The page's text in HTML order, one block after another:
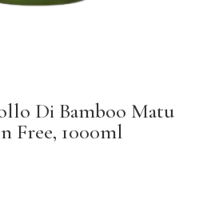
Di Bamboo Matu
Free, 1000ml